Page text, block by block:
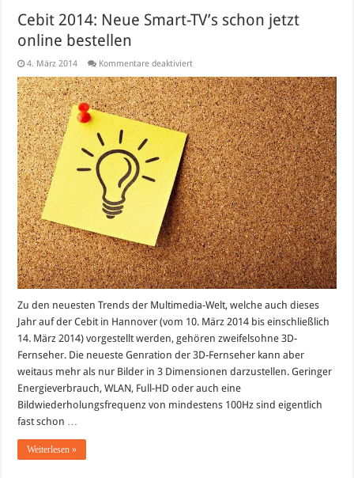
Cebit 2014: Neue Smart-TV’s schon jetzt
online bestellen
4. März 2014 Kommentare deaktiviertfür
2014:
Neue
Smart-
TV’s
schon
jetzt
online
bestellen
Zu den neuesten Trends der Multimedia-Welt, welche auch dieses
Jahr auf der Cebit in Hannover (vom 10. März 2014 bis einschließlich
14. März 2014) vorgestellt werden, gehören zweifelsohne 3D-
Fernseher. Die neueste Genration der 3D-Fernseher kann aber
weitaus mehr als nur Bilder in 3 Dimensionen darzustellen. Geringer
Energieverbrauch, WLAN, Full-HD oder auch eine
Bildwiederholungsfrequenz von mindestens 100Hz sind eigentlich
fast schon …
Weiterlesen »